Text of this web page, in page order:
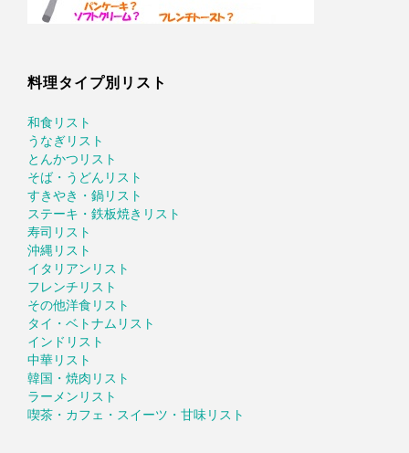
料理タイプ別リスト
和食リスト
うなぎリスト
とんかつリスト
そば・うどんリスト
すきやき・鍋リスト
ステーキ・鉄板焼きリスト
寿司リスト
沖縄リスト
イタリアンリスト
フレンチリスト
その他洋食リスト
タイ・ベトナムリスト
インドリスト
中華リスト
韓国・焼肉リスト
ラーメンリスト
喫茶・カフェ・スイーツ・甘味リスト